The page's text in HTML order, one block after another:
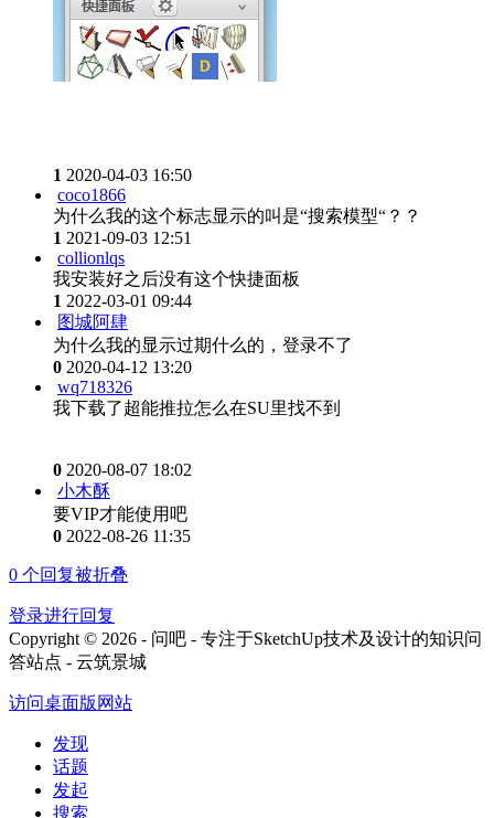
1 2020-04-03 16:50
coco1866
为什么我的这个标志显示的叫是“搜索模型“？？
1 2021-09-03 12:51
collionlqs
我安装好之后没有这个快捷面板
1 2022-03-01 09:44
图城阿肆
为什么我的显示过期什么的，登录不了
0 2020-04-12 13:20
wq718326
我下载了超能推拉怎么在SU里找不到
0 2020-08-07 18:02
小木酥
要VIP才能使用吧
0 2022-08-26 11:35
0 个回复被折叠
登录进行回复
Copyright © 2026 - 问吧 - 专注于SketchUp技术及设计的知识问
答站点 - 云筑景城
访问桌面版网站
发现
话题
发起
搜索